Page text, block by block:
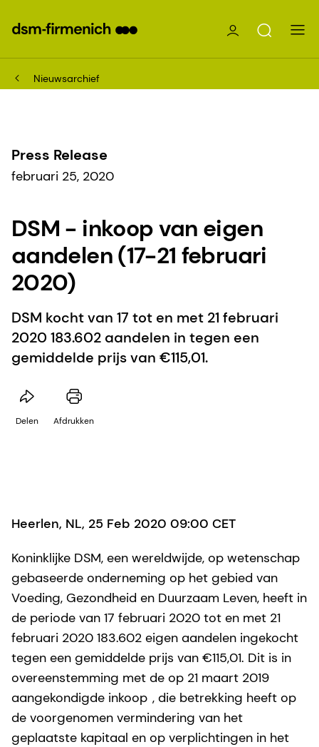
Nieuwsarchief
Press Release
februari 25, 2020
DSM - inkoop van eigen
aandelen (17-21 februari
2020)
DSM kocht van 17 tot en met 21 februari
2020 183.602 aandelen in tegen een
gemiddelde prijs van €115,01.
Delen Afdrukken
Heerlen, NL, 25 Feb 2020 09:00 CET
Koninklijke DSM, een wereldwijde, op wetenschap
gebaseerde onderneming op het gebied van
Voeding, Gezondheid en Duurzaam Leven, heeft in
de periode van 17 februari 2020 tot en met 21
februari 2020 183.602 eigen aandelen ingekocht
tegen een gemiddelde prijs van €115,01. Dit is in
overeenstemming met de op 21 maart 2019
aangekondigde inkoop , die betrekking heeft op
de voorgenomen vermindering van het
geplaatste kapitaal en op verplichtingen in het